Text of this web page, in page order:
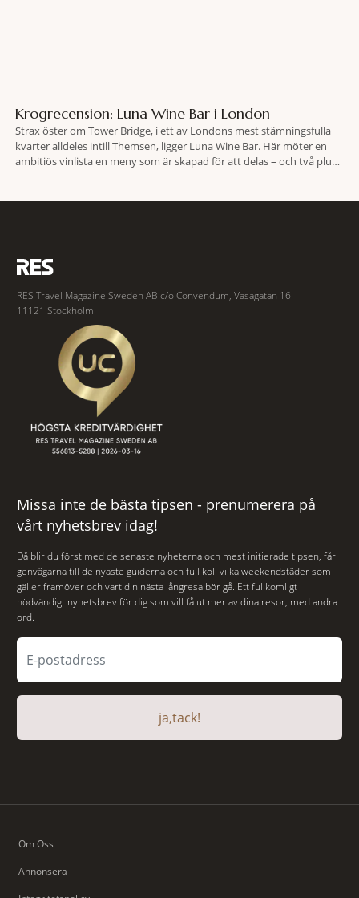
Krogrecension: Luna Wine Bar i London
Strax öster om Tower Bridge, i ett av Londons mest stämningsfulla
kvarter alldeles intill Themsen, ligger Luna Wine Bar. Här möter en
ambitiös vinlista en meny som är skapad för att delas – och två plus
RES Travel Magazine Sweden AB c/o Convendum, Vasagatan 16
11121 Stockholm
Missa inte de bästa tipsen - prenumerera på
vårt nyhetsbrev idag!
Då blir du först med de senaste nyheterna och mest initierade tipsen, får
genvägarna till de nyaste guiderna och full koll vilka weekendstäder som
gäller framöver och vart din nästa långresa bör gå. Ett fullkomligt
nödvändigt nyhetsbrev för dig som vill få ut mer av dina resor, med andra
ord.
ja,tack!
Om Oss
Annonsera